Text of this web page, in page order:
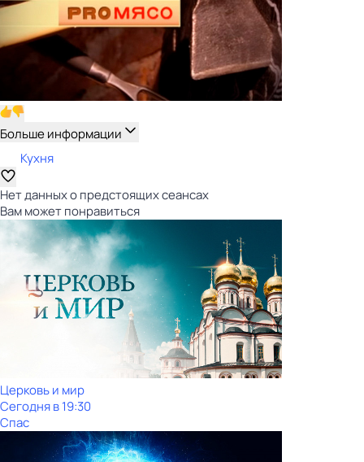
Больше информации
Кухня
Нет данных о предстоящих сеансах
Вам может понравиться
Церковь и мир
Сегодня в 19:30
Спас